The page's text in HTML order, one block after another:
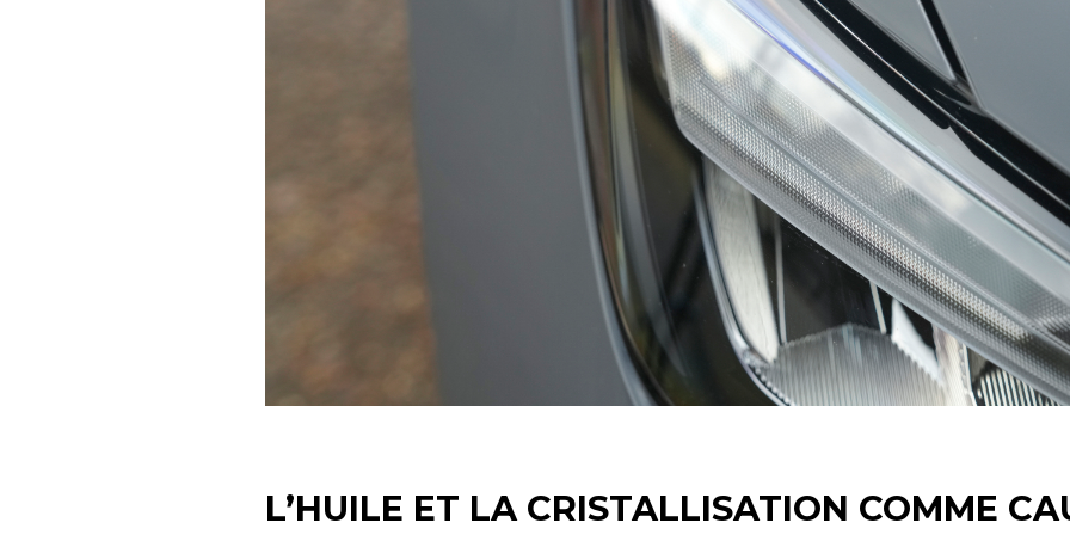
L’HUILE ET LA CRISTALLISATION COMME